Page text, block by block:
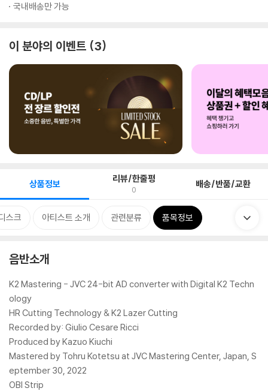
국내배송만 가능
이 분야의 이벤트 3
상품정보 리뷰/한줄평
0 배송/반품/교환
스크 아티스트 소개 관련분류 품목정보
음반소개
K2 Mastering - JVC 24-bit AD converter with Digital K2 Techn
ology
HR Cutting Technology & K2 Lazer Cutting
Recorded by: Giulio Cesare Ricci
Produced by Kazuo Kiuchi
Mastered by Tohru Kotetsu at JVC Mastering Center, Japan, S
eptember 30, 2022
OBI Strip